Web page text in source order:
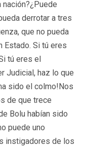
derrotar a tres
que no pueda
Estado. Si tú eres
tú eres el
Judicial, haz lo que
sido el colmo!Nos
de que trece
Bolu habían sido
puede uno
instigadores de los